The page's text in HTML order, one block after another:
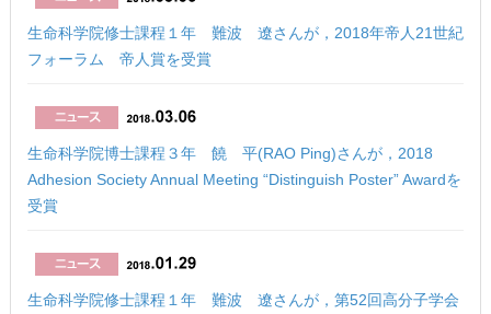
生命科学院修士課程１年 難波 遼さんが，2018年帝人21世紀
フォーラム 帝人賞を受賞
生命科学院博士課程３年 饒 平(RAO Ping)さんが，2018
Adhesion Society Annual Meeting “Distinguish Poster” Awardを
受賞
生命科学院修士課程１年 難波 遼さんが，第52回高分子学会